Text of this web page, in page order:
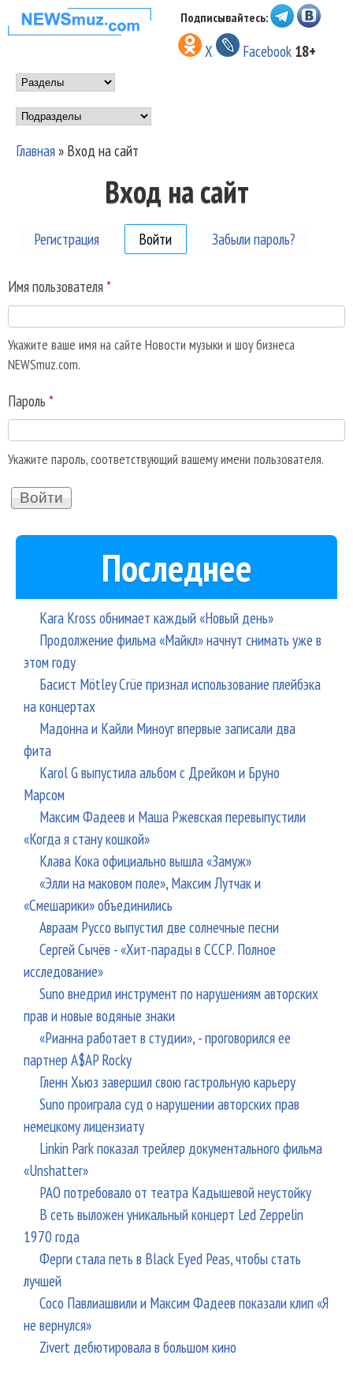
Перейти к основному
содержанию
НОВОСТИ
МУЗЫКИ И
ШОУ БИЗНЕСА
NEWSMUZ.COM
Подписывайтесь:
X Facebook 18+
Main menu
Подразделы
Вы здесь
Главная» Вход на сайт
Вход на сайт
Регистрация Войти (активная вкладка)
Забыли пароль?
Имя пользователя *
Укажите ваше имя на сайте Новости музыки и шоу бизнеса
NEWSmuz.com.
Пароль *
Укажите пароль, соответствующий вашему имени пользователя.
Последнее
Kara Kross обнимает каждый «Новый день»
Продолжение фильма «Майкл» начнут снимать уже в
этом году
Басист Mötley Crüe признал использование плейбэка
на концертах
Мадонна и Кайли Миноуг впервые записали два
фита
Karol G выпустила альбом с Дрейком и Бруно
Марсом
Максим Фадеев и Маша Ржевская перевыпустили
«Когда я стану кошкой»
Клава Кока официально вышла «Замуж»
«Элли на маковом поле», Максим Лутчак и
«Смешарики» объединились
Авраам Руссо выпустил две солнечные песни
Сергей Сычёв - «Хит-парады в СССР. Полное
исследование»
Suno внедрил инструмент по нарушениям авторских
прав и новые водяные знаки
«Рианна работает в студии», - проговорился ее
партнер A$AP Rocky
Гленн Хьюз завершил свою гастрольную карьеру
Suno проиграла суд о нарушении авторских прав
немецкому лицензиату
Linkin Park показал трейлер документального фильма
«Unshatter»
РАО потребовало от театра Кадышевой неустойку
В сеть выложен уникальный концерт Led Zeppelin
1970 года
Ферги стала петь в Black Eyed Peas, чтобы стать
лучшей
Сосо Павлиашвили и Максим Фадеев показали клип «Я
не вернулся»
Zivert дебютировала в большом кино